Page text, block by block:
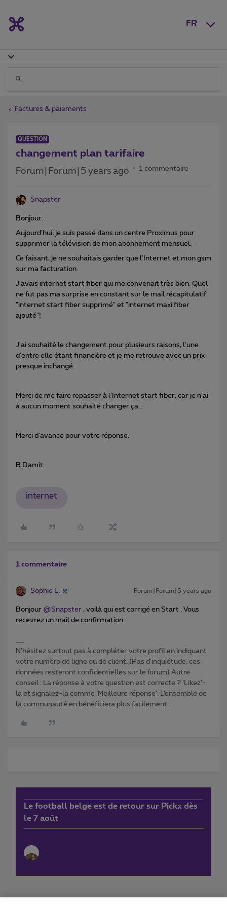
FR
Factures & paiements
QUESTION
changement plan tarifaire
Forum|Forum|5 years ago 1 commentaire
Snapster
Bonjour.
Aujourd'hui, je suis passé dans un centre Proximus pour
supprimer la télévision de mon abonnement mensuel.
Ce faisant, je ne souhaitais garder que l'Internet et mon gsm
sur ma facturation.
J'avais internet start fiber qui me convenait très bien. Quel
ne fut pas ma surprise en constant sur le mail récapitulatif
"internet start fiber supprimé" et "internet maxi fiber
ajouté"!
J'ai souhaité le changement pour plusieurs raisons, l'une
d'entre elle étant financière et je me retrouve avec un prix
presque inchangé.
Merci de me faire repasser à l'Internet start fiber, car je n'ai
à aucun moment souhaité changer ça…
Merci d'avance pour votre réponse.
B.Damit
internet
1 commentaire
Sophie L. Forum|Forum|5 years ago
Bonjour @Snapster , voilà qui est corrigé en Start . Vous
recevrez un mail de confirmation.
N'hésitez surtout pas à compléter votre profil en indiquant
votre numéro de ligne ou de client. (Pas d'inquiétude, ces
données resteront confidentielles sur le forum) Autre
conseil : La réponse à votre question est correcte ? ‘Likez’-
la et signalez-la comme ‘Meilleure réponse’. L’ensemble de
la communauté en bénéficiera plus facilement.
Le football belge est de retour sur Pickx dès
le 7 août